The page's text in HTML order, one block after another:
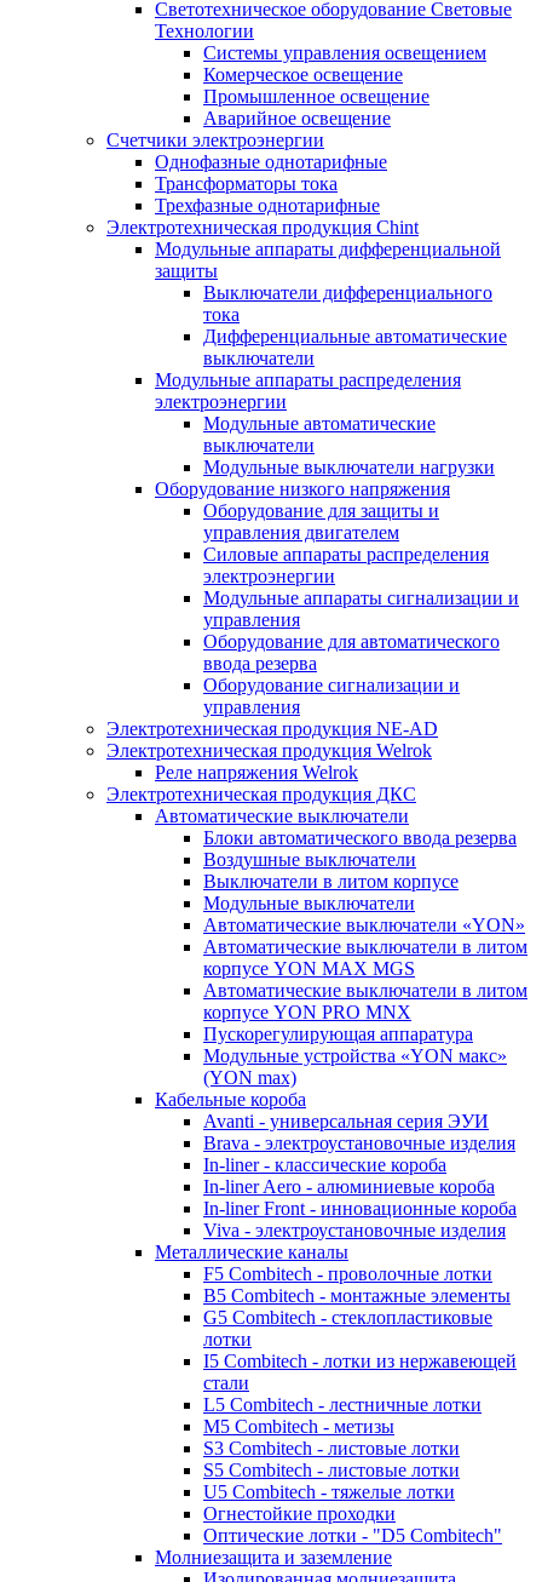
Светотехническое оборудование Световые
Технологии
Системы управления освещением
Комерческое освещение
Промышленное освещение
Аварийное освещение
Счетчики электроэнергии
Однофазные однотарифные
Трансформаторы тока
Трехфазные однотарифные
Электротехническая продукция Chint
Модульные аппараты дифференциальной
защиты
Выключатели дифференциального
тока
Дифференциальные автоматические
выключатели
Модульные аппараты распределения
электроэнергии
Модульные автоматические
выключатели
Модульные выключатели нагрузки
Оборудование низкого напряжения
Оборудование для защиты и
управления двигателем
Силовые аппараты распределения
электроэнергии
Модульные аппараты сигнализации и
управления
Оборудование для автоматического
ввода резерва
Оборудование сигнализации и
управления
Электротехническая продукция NE-AD
Электротехническая продукция Welrok
Реле напряжения Welrok
Электротехническая продукция ДКС
Автоматические выключатели
Блоки автоматического ввода резерва
Воздушные выключатели
Выключатели в литом корпусе
Модульные выключатели
Автоматические выключатели «YON»
Автоматические выключатели в литом
корпусе YON MAX MGS
Автоматические выключатели в литом
корпусе YON PRO MNX
Пускорегулирующая аппаратура
Модульные устройства «YON макс»
(YON max)
Кабельные короба
Avanti - универсальная серия ЭУИ
Brava - электроустановочные изделия
In-liner - классические короба
In-liner Aero - алюминиевые короба
In-liner Front - инновационные короба
Viva - электроустановочные изделия
Металлические каналы
F5 Combitech - проволочные лотки
B5 Combitech - монтажные элементы
G5 Combitech - стеклопластиковые
лотки
I5 Combitech - лотки из нержавеющей
стали
L5 Combitech - лестничные лотки
M5 Combitech - метизы
S3 Combitech - листовые лотки
S5 Combitech - листовые лотки
U5 Combitech - тяжелые лотки
Огнестойкие проходки
Оптические лотки - "D5 Combitech"
Молниезащита и заземление